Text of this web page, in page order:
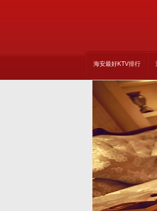
海安最好KTV排行